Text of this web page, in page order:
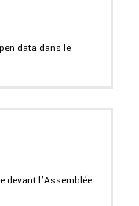
data dans le
devant l’Assemblée